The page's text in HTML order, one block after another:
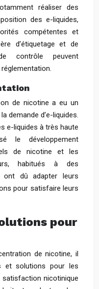
réaliser des
des e-liquides,
compétentes et
d’étiquetage et de
contrôle peuvent
de nicotine a eu un
demande d’e-liquides.
e-liquides à très haute
le développement
de nicotine et les
habitués à des
ont dû adapter leurs
pour satisfaire leurs
pour
de nicotine, il
et solutions pour les
nicotinique